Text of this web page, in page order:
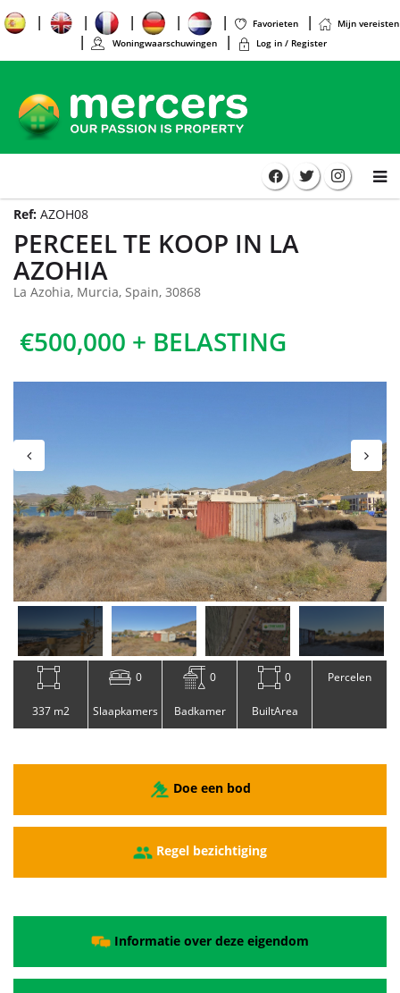
Favorieten
Mijn vereisten
Woningwaarschuwingen
Log in / Register
Ref: AZOH08
PERCEEL TE KOOP IN LA
AZOHIA
La Azohia, Murcia, Spain, 30868
€500,000 + BELASTING
337 m2
0
Slaapkamers
0
Badkamer
0
BuiltArea
Percelen
Doe een bod
Regel bezichtiging
Informatie over deze eigendom